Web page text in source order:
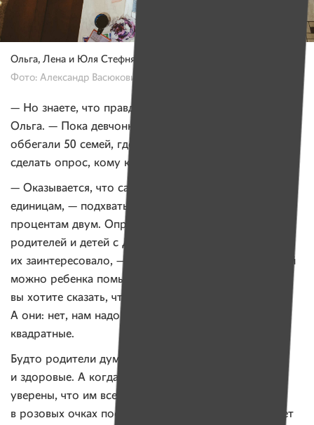
Ольга, Лена и Юля Стефняк показывают бизнес-канву проекта.
Фото: Александр Васюкович
— Но знаете, что правда страшно? — вмешивается
Ольга. — Пока девчонки готовили проект, они
оббегали 50 семей, где есть дети-инвалиды, чтобы
сделать опрос, кому какая мебель необходима.
— Оказывается, что самостоятельность пока нужна
единицам, — подхватывает Юля. — Из 100% —
процентам двум. Опрашивали мы в основном
родителей и детей с ДЦП. Единственное, что
их заинтересовало, — это душевая кабина, в которой
можно ребенка помыть. И я спрашиваю: стоп, стоп,
вы хотите сказать, чтобы ребенок сам помылся?
А они: нет, нам надо помыть. И у меня сразу глаза
квадратные.
Будто родители думают, что будут вечно молодые
и здоровые. А когда они так думают, то и дети
уверены, что им всегда придет помощь. Они же
в розовых очках постоянно! Это ужасно, — негодует